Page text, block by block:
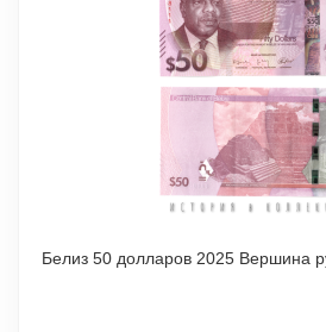
Белиз 50 долларов 2025 Вершина